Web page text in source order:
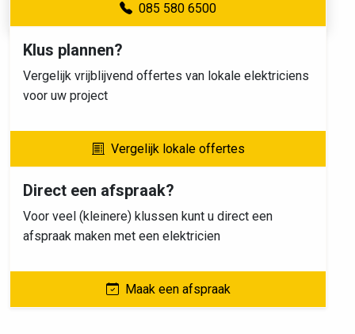
085 580 6500
Klus plannen?
Vergelijk vrijblijvend offertes van lokale elektriciens
voor uw project
Vergelijk lokale offertes
Direct een afspraak?
Voor veel (kleinere) klussen kunt u direct een
afspraak maken met een elektricien
Maak een afspraak